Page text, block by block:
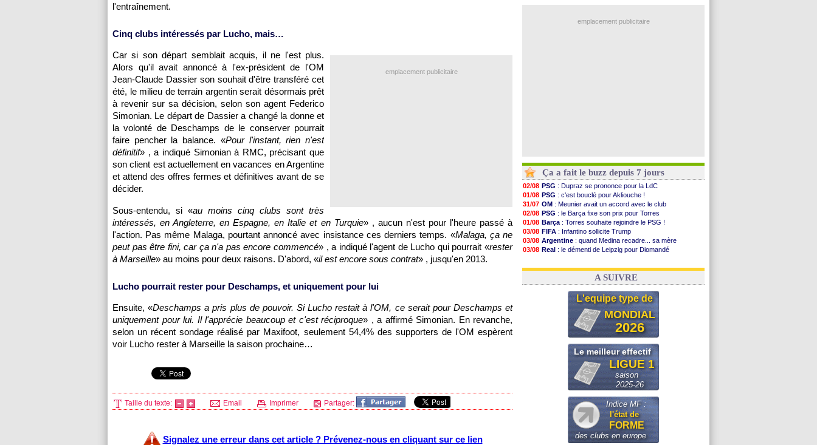
l'entraînement.
Cinq clubs intéressés par Lucho, mais…
emplacement publicitaire
Car si son départ semblait acquis, il ne l'est plus.
Alors qu'il avait annoncé à l'ex-président de l'OM
Jean-Claude Dassier son souhait d'être transféré cet
été, le milieu de terrain argentin serait désormais prêt
à revenir sur sa décision, selon son agent Federico
Simonian. Le départ de Dassier a changé la donne et
la volonté de Deschamps de le conserver pourrait
faire pencher la balance. «Pour l'instant, rien n'est
définitif» , a indiqué Simonian à RMC, précisant que
son client est actuellement en vacances en Argentine
et attend des offres fermes et définitives avant de se
décider.
Sous-entendu, si «au moins cinq clubs sont très
intéressés, en Angleterre, en Espagne, en Italie et en Turquie» , aucun n'est pour l'heure passé à
l'action. Pas même Malaga, pourtant annoncé avec insistance ces derniers temps. «Malaga, ça ne
peut pas être fini, car ça n'a pas encore commencé» , a indiqué l'agent de Lucho qui pourrait «rester
à Marseille» au moins pour deux raisons. D'abord, «il est encore sous contrat» , jusqu'en 2013.
Lucho pourrait rester pour Deschamps, et uniquement pour lui
Ensuite, «Deschamps a pris plus de pouvoir. Si Lucho restait àl'OM, ce serait pour Deschamps et
uniquement pour lui. Il l'apprécie beaucoup et c'est réciproque» , a affirmé Simonian. En revanche,
selon un récent sondage réalisé par Maxifoot, seulement 54,4% des supporters de l'OM espèrent
voir Lucho rester à Marseille la saison prochaine…
Taille du texte: Email Imprimer Partager:
Signalez une erreur dans cet article ? Prévenez-nous en cliquant sur ce lien
: une offre pour Bulka
emplacement publicitaire
Ça a fait le buzz depuis 7 jours
02/08 PSG : Dupraz se prononce pour la LdC
01/08 PSG : c'est bouclé pour Akliouche !
31/07 OM : Meunier avait un accord avec le club
02/08 PSG : le Barça fixe son prix pour Torres
01/08 Barça : Torres souhaite rejoindre le PSG !
03/08 FIFA : Infantino sollicite Trump
03/08 Argentine : quand Medina recadre... sa mère
03/08 Real : le démenti de Leipzig pour Diomandé
31/07 FIFA: le conseiller d'Infantino démissionne !
A SUIVRE
L'equipe type de
MONDIAL
2026
Le meilleur effectif
LIGUE 1
saison
2025-26
Indice MF :
l'état de
FORME
des clubs en europe